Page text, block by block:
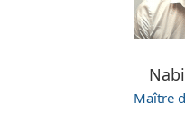
Maître